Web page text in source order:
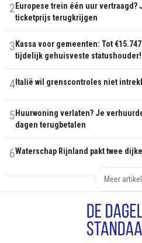
2 Europese trein één uur vertraagd?
ticketprijs terugkrijgen
3 Kassa voor gemeenten: Tot
tijdelijk gehuisveste statushouder!
4 Italië wil grenscontroles niet
5 Huurwoning verlaten? Je
dagen terugbetalen
6Waterschap Rijnland pakt twee
Meer